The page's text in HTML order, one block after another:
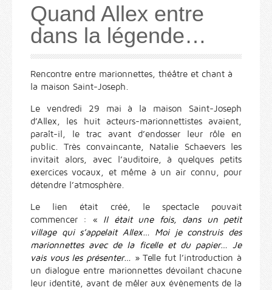
Quand Allex entre
dans la légende…
Rencontre entre marionnettes, théâtre et chant à
la maison Saint-Joseph.
Le vendredi 29 mai à la maison Saint-Joseph
d’Allex, les huit acteurs-marionnettistes avaient,
paraît-il, le trac avant d’endosser leur rôle en
public. Très convaincante, Natalie Schaevers les
invitait alors, avec l’auditoire, à quelques petits
exercices vocaux, et même à un air connu, pour
détendre l’atmosphère.
Le lien était créé, le spectacle pouvait
commencer : « Il était une fois, dans un petit
village qui s’appelait Allex… Moi je construis des
marionnettes avec de la ficelle et du papier… Je
vais vous les présenter… » Telle fut l’introduction à
un dialogue entre marionnettes dévoilant chacune
leur identité, avant de mêler aux évènements de la